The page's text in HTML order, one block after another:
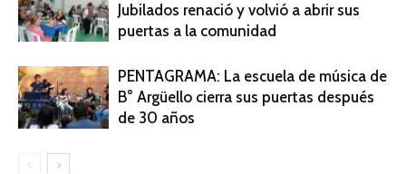
Jubilados renació y volvió a abrir sus
puertas a la comunidad
PENTAGRAMA: La escuela de música de
B° Argüello cierra sus puertas después
de 30 años